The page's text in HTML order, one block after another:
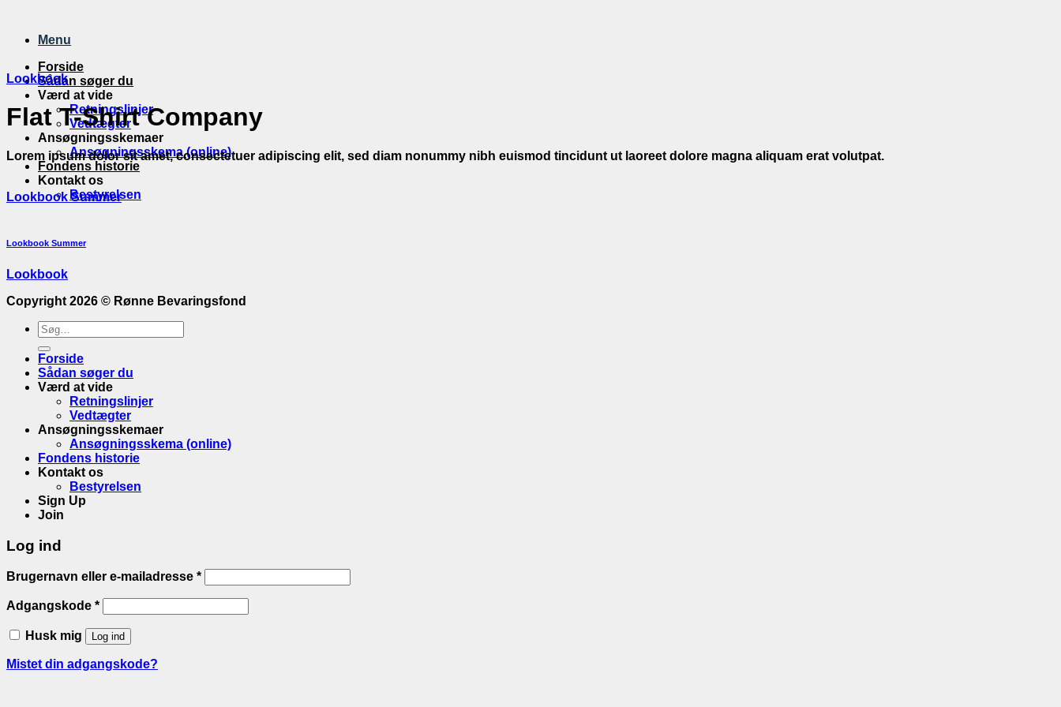
indholdMenu
Forside
Sådan søger du
Værd at vide
Retningslinjer
Vedtægter
Ansøgningsskemaer
Ansøgningsskema (online)
Fondens historie
Kontakt os
Bestyrelsen
Lookbook
Flat T-Shirt Company
Lorem ipsum dolor sit amet, consectetuer adipiscing elit, sed diam nonummy nibh euismod tincidunt ut laoreet dolore magna aliquam erat volutpat.
Lookbook Summer
Lookbook Summer
Lookbook
Copyright 2026 © Rønne Bevaringsfond
Søge
efter:
Forside
Sådan søger du
Værd at vide
Retningslinjer
Vedtægter
Ansøgningsskemaer
Ansøgningsskema (online)
Fondens historie
Kontakt os
Bestyrelsen
Sign Up
Join
Log ind
Brugernavn eller e-mailadresse *
Adgangskode *
Husk mig Log ind
Mistet din adgangskode?